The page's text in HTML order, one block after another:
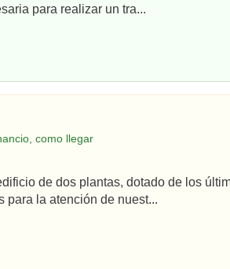
para realizar un tra...
como llegar
de dos plantas, dotado de los
para la atención de nuest...